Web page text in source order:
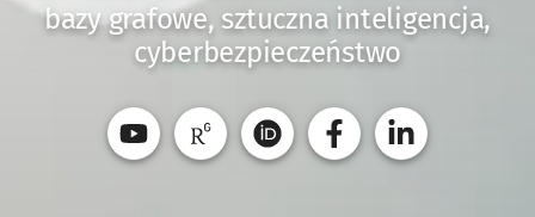
bazy grafowe, sztuczna inteligencja,
cyberbezpieczeństwo